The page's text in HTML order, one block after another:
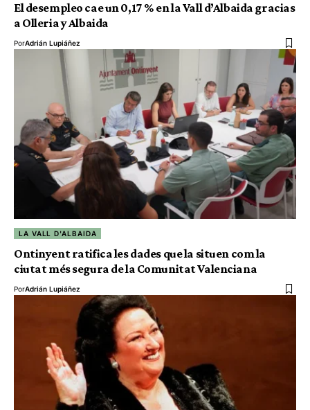
El desempleo cae un 0,17 % en la Vall d’Albaida gracias
a Olleria y Albaida
PorAdrián Lupiáñez
LA VALL D'ALBAIDA
Ontinyent ratifica les dades que la situen com la
ciutat més segura de la Comunitat Valenciana
PorAdrián Lupiáñez